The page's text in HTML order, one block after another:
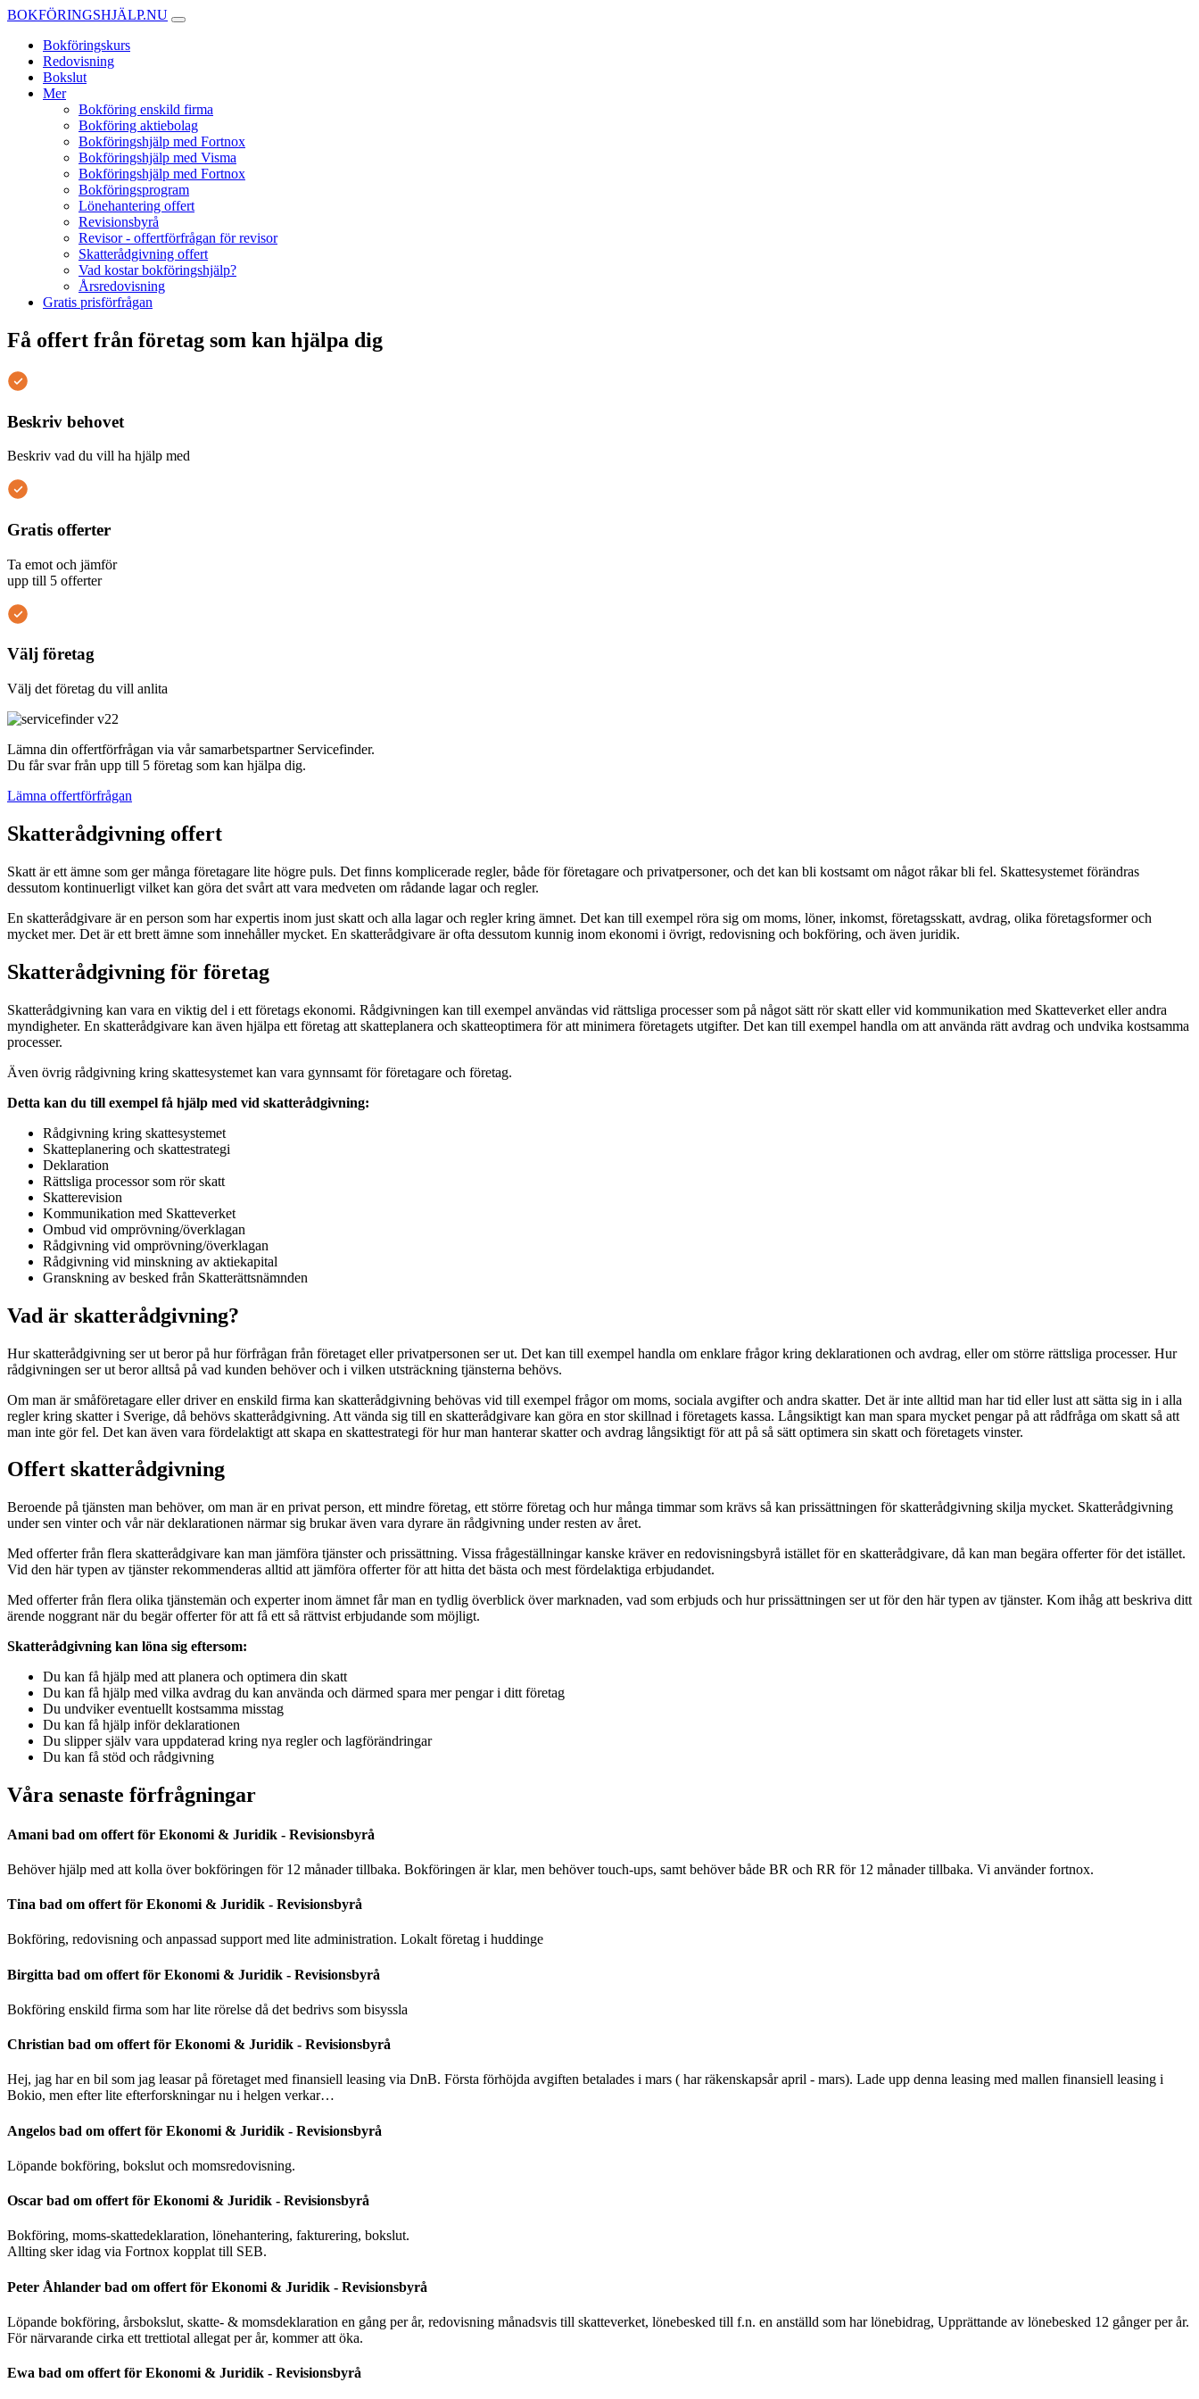
BOKFÖRINGSHJÄLP.NU
Bokföringskurs
Redovisning
Bokslut
Mer
Bokföring enskild firma
Bokföring aktiebolag
Bokföringshjälp med Fortnox
Bokföringshjälp med Visma
Bokföringshjälp med Fortnox
Bokföringsprogram
Lönehantering offert
Revisionsbyrå
Revisor - offertförfrågan för revisor
Skatterådgivning offert
Vad kostar bokföringshjälp?
Årsredovisning
Gratis prisförfrågan
Få offert från företag som kan hjälpa dig
Beskriv behovet
Beskriv vad du vill ha hjälp med
Gratis offerter
Ta emot och jämför
upp till 5 offerter
Välj företag
Välj det företag du vill anlita
Lämna din offertförfrågan via vår samarbetspartner Servicefinder.
Du får svar från upp till 5 företag som kan hjälpa dig.
Lämna offertförfrågan
Skatterådgivning offert
Skatt är ett ämne som ger många företagare lite högre puls. Det finns komplicerade regler, både för företagare och privatpersoner, och det kan bli kostsamt om något råkar bli fel. Skattesystemet förändras
dessutom kontinuerligt vilket kan göra det svårt att vara medveten om rådande lagar och regler.
En skatterådgivare är en person som har expertis inom just skatt och alla lagar och regler kring ämnet. Det kan till exempel röra sig om moms, löner, inkomst, företagsskatt, avdrag, olika företagsformer och
mycket mer. Det är ett brett ämne som innehåller mycket. En skatterådgivare är ofta dessutom kunnig inom ekonomi i övrigt, redovisning och bokföring, och även juridik.
Skatterådgivning för företag
Skatterådgivning kan vara en viktig del i ett företags ekonomi. Rådgivningen kan till exempel användas vid rättsliga processer som på något sätt rör skatt eller vid kommunikation med Skatteverket eller andra
myndigheter. En skatterådgivare kan även hjälpa ett företag att skatteplanera och skatteoptimera för att minimera företagets utgifter. Det kan till exempel handla om att använda rätt avdrag och undvika kostsamma
processer.
Även övrig rådgivning kring skattesystemet kan vara gynnsamt för företagare och företag.
Detta kan du till exempel få hjälp med vid skatterådgivning:
Rådgivning kring skattesystemet
Skatteplanering och skattestrategi
Deklaration
Rättsliga processor som rör skatt
Skatterevision
Kommunikation med Skatteverket
Ombud vid omprövning/överklagan
Rådgivning vid omprövning/överklagan
Rådgivning vid minskning av aktiekapital
Granskning av besked från Skatterättsnämnden
Vad är skatterådgivning?
Hur skatterådgivning ser ut beror på hur förfrågan från företaget eller privatpersonen ser ut. Det kan till exempel handla om enklare frågor kring deklarationen och avdrag, eller om större rättsliga processer. Hur
rådgivningen ser ut beror alltså på vad kunden behöver och i vilken utsträckning tjänsterna behövs.
Om man är småföretagare eller driver en enskild firma kan skatterådgivning behövas vid till exempel frågor om moms, sociala avgifter och andra skatter. Det är inte alltid man har tid eller lust att sätta sig in i alla
regler kring skatter i Sverige, då behövs skatterådgivning. Att vända sig till en skatterådgivare kan göra en stor skillnad i företagets kassa. Långsiktigt kan man spara mycket pengar på att rådfråga om skatt så att
man inte gör fel. Det kan även vara fördelaktigt att skapa en skattestrategi för hur man hanterar skatter och avdrag långsiktigt för att på så sätt optimera sin skatt och företagets vinster.
Offert skatterådgivning
Beroende på tjänsten man behöver, om man är en privat person, ett mindre företag, ett större företag och hur många timmar som krävs så kan prissättningen för skatterådgivning skilja mycket. Skatterådgivning
under sen vinter och vår när deklarationen närmar sig brukar även vara dyrare än rådgivning under resten av året.
Med offerter från flera skatterådgivare kan man jämföra tjänster och prissättning. Vissa frågeställningar kanske kräver en redovisningsbyrå istället för en skatterådgivare, då kan man begära offerter för det istället.
Vid den här typen av tjänster rekommenderas alltid att jämföra offerter för att hitta det bästa och mest fördelaktiga erbjudandet.
Med offerter från flera olika tjänstemän och experter inom ämnet får man en tydlig överblick över marknaden, vad som erbjuds och hur prissättningen ser ut för den här typen av tjänster. Kom ihåg att beskriva ditt
ärende noggrant när du begär offerter för att få ett så rättvist erbjudande som möjligt.
Skatterådgivning kan löna sig eftersom:
Du kan få hjälp med att planera och optimera din skatt
Du kan få hjälp med vilka avdrag du kan använda och därmed spara mer pengar i ditt företag
Du undviker eventuellt kostsamma misstag
Du kan få hjälp inför deklarationen
Du slipper själv vara uppdaterad kring nya regler och lagförändringar
Du kan få stöd och rådgivning
Våra senaste förfrågningar
Amani bad om offert för Ekonomi & Juridik - Revisionsbyrå
Behöver hjälp med att kolla över bokföringen för 12 månader tillbaka. Bokföringen är klar, men behöver touch-ups, samt behöver både BR och RR för 12 månader tillbaka. Vi använder fortnox.
Tina bad om offert för Ekonomi & Juridik - Revisionsbyrå
Bokföring, redovisning och anpassad support med lite administration. Lokalt företag i huddinge
Birgitta bad om offert för Ekonomi & Juridik - Revisionsbyrå
Bokföring enskild firma som har lite rörelse då det bedrivs som bisyssla
Christian bad om offert för Ekonomi & Juridik - Revisionsbyrå
Hej, jag har en bil som jag leasar på företaget med finansiell leasing via DnB. Första förhöjda avgiften betalades i mars ( har räkenskapsår april - mars). Lade upp denna leasing med mallen finansiell leasing i
Bokio, men efter lite efterforskningar nu i helgen verkar…
Angelos bad om offert för Ekonomi & Juridik - Revisionsbyrå
Löpande bokföring, bokslut och momsredovisning.
Oscar bad om offert för Ekonomi & Juridik - Revisionsbyrå
Bokföring, moms-skattedeklaration, lönehantering, fakturering, bokslut.
Allting sker idag via Fortnox kopplat till SEB.
Peter Åhlander bad om offert för Ekonomi & Juridik - Revisionsbyrå
Löpande bokföring, årsbokslut, skatte- & momsdeklaration en gång per år, redovisning månadsvis till skatteverket, lönebesked till f.n. en anställd som har lönebidrag, Upprättande av lönebesked 12 gånger per år.
För närvarande cirka ett trettiotal allegat per år, kommer att öka.
Ewa bad om offert för Ekonomi & Juridik - Revisionsbyrå